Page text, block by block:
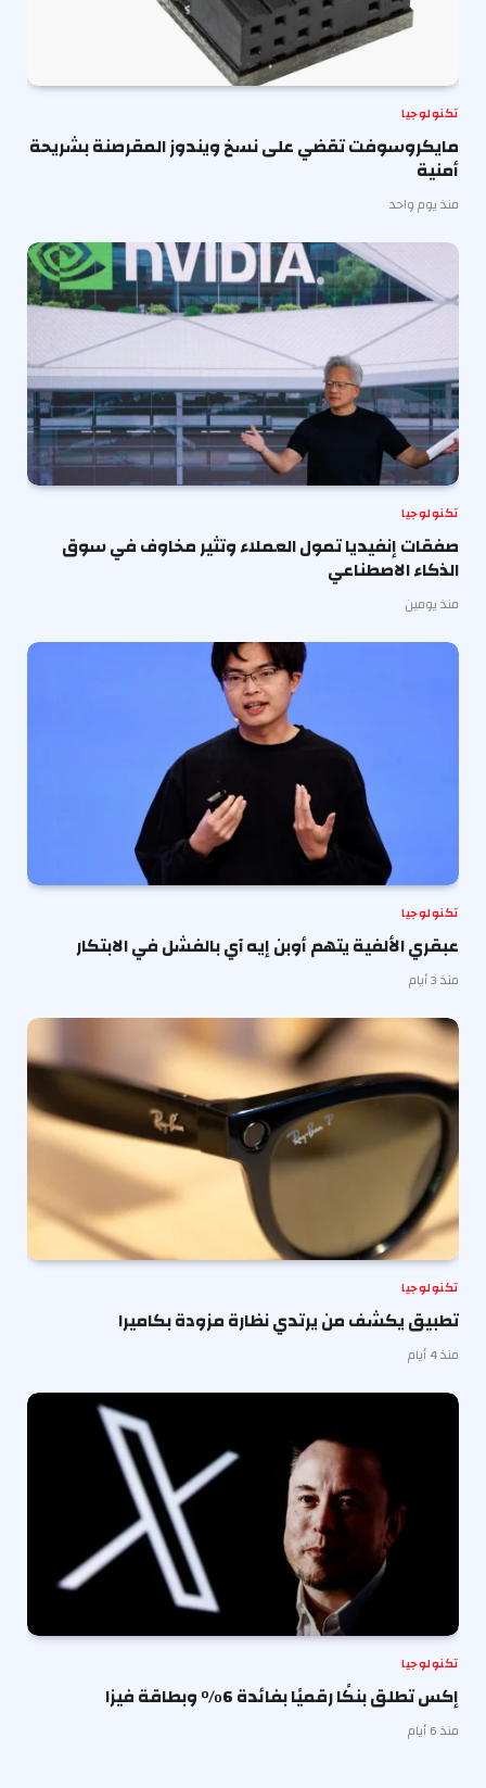
تكنولوجيا
مايكروسوفت تقضي على نسخ ويندوز المقرصنة بشريحة
أمنية
منذ يوم واحد
تكنولوجيا
صفقات إنفيديا تمول العملاء وتثير مخاوف في سوق
الذكاء الاصطناعي
منذ يومين
تكنولوجيا
عبقري الألفية يتهم أوبن إيه آي بالفشل في الابتكار
منذ 3 أيام
تكنولوجيا
تطبيق يكشف من يرتدي نظارة مزودة بكاميرا
منذ 4 أيام
تكنولوجيا
إكس تطلق بنكًا رقميًا بفائدة 6% وبطاقة فيزا
منذ 6 أيام